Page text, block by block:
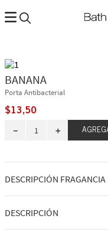
BANANA
Porta Antibacterial
$13,50
＋
－
DESCRIPCIÓN FRAGANCIA
DESCRIPCIÓN